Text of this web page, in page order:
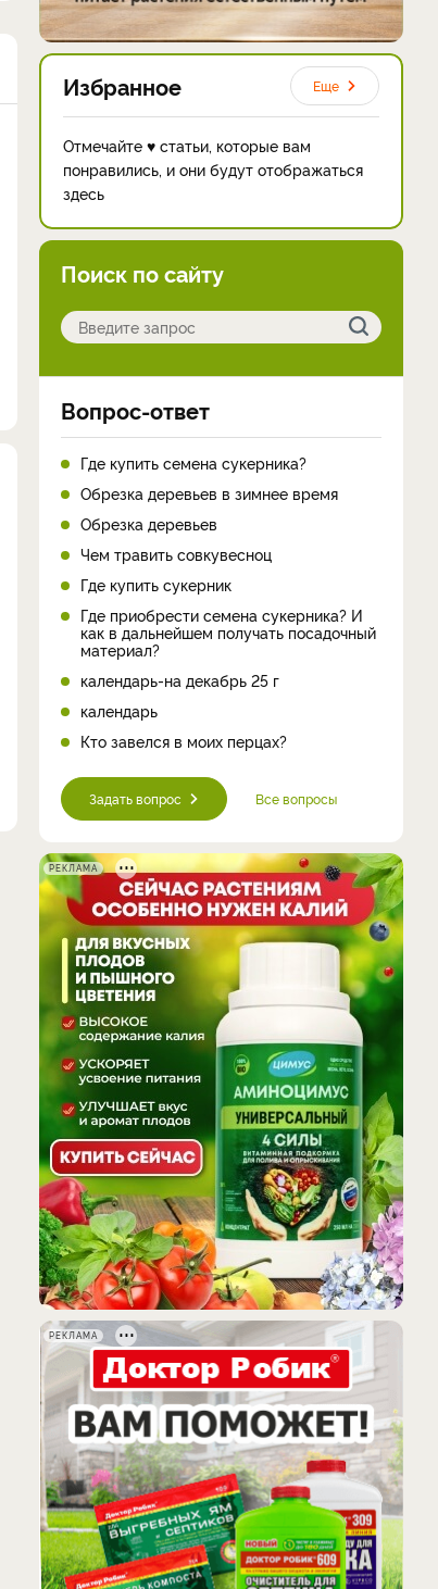
Избранное Еще
Отмечайте ♥ статьи, которые вам
понравились, и они будут отображаться
здесь
Поиск по сайту
Вопрос-ответ
Где купить семена сукерника?
Обрезка деревьев в зимнее время
Обрезка деревьев
Чем травить совкувесноц
Где купить сукерник
Где приобрести семена сукерника? И
как в дальнейшем получать посадочный
материал?
календарь-на декабрь 25 г
календарь
Кто завелся в моих перцах?
Задать вопрос Все вопросы
РЕКЛАМА
РЕКЛАМА